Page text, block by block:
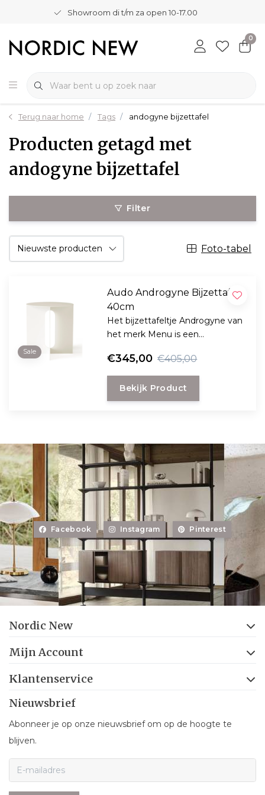
Showroom di t/m za open 10-17.00
0
Terug naar home Tags andogyne bijzettafel
Producten getagd met
andogyne bijzettafel
Filter
Foto-tabel
Sale
Audo Androgyne Bijzettafel
40cm
Het bijzettafeltje Androgyne van
het merk Menu is een
materialen.
€345,00 €405,00
Bekijk Product
Facebook Instagram Pinterest
Nordic New
Mijn Account
Klantenservice
Nieuwsbrief
Abonneer je op onze nieuwsbrief om op de hoogte te
blijven.